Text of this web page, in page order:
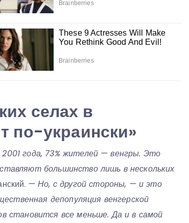
селах в
по-украински»
года, 73% жителей — венгры. Это
большинство лишь в нескольких
— Но, с другой стороны, — и это
депопуляция венгерской
становится все меньше. Да и в самой